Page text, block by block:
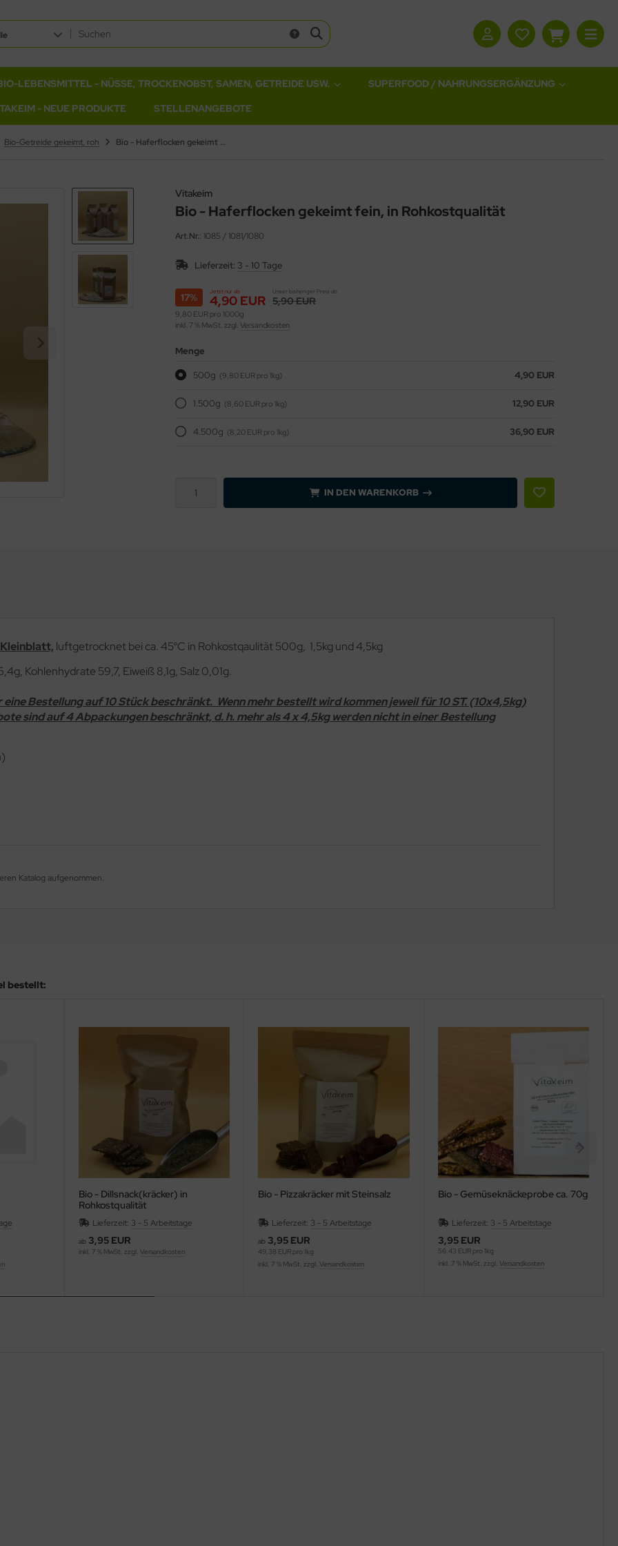
LEBENSMITTEL - NÜSSE, TROCKENOBST, SAMEN, GETREIDE USW.
SUPERFOOD / NAHRUNGSERGÄNZUNG
- NEUE PRODUKTE STELLENANGEBOTE
Bio-Getreide gekeimt, roh Bio - Haferflocken gekeimt fein, in Rohkostqualität
Vitakeim
Bio - Haferflocken gekeimt fein, in Rohkostqualität
Art.Nr.: 1085 / 1081/1080
Lieferzeit: 3 - 10 Tage
Jetzt nur ab
4,90 EUR
Unser bisheriger Preis ab
5,90 EUR
17%
9,80 EUR pro 1000g
inkl. 7 % MwSt. zzgl. Versandkosten
Menge
500g (9,80 EUR pro 1kg) 4,90 EUR
1.500g (8,60 EUR pro 1kg) 12,90 EUR
4.500g (8,20 EUR pro 1kg) 36,90 EUR
IN DEN WARENKORB
luftgetrocknet bei ca. 45°C in Rohkostqaulität 500g, 1,5kg und 4,5kg
Kohlenhydrate 59,7, Eiweiß 8,1g, Salz 0,01g.
Bestellung auf 10 Stück beschränkt. Wenn mehr bestellt wird kommen jeweil für 10 ST. (10x4,5kg)
sind auf 4 Abpackungen beschränkt, d. h. mehr als 4 x 4,5kg werden nicht in einer Bestellung
Katalog aufgenommen.
bestellt:
Bio - Dillsnack(kräcker) in
Rohkostqualität
Lieferzeit: 3 - 5 Arbeitstage
ab 3,95 EUR
inkl. 7 % MwSt. zzgl. Versandkosten
Bio - Pizzakräcker mit Steinsalz
Lieferzeit: 3 - 5 Arbeitstage
ab 3,95 EUR
49,38 EUR pro 1kg
inkl. 7 % MwSt. zzgl.Versandkosten
Bio - Gemüseknäckeprobe ca. 70g
Lieferzeit: 3 - 5 Arbeitstage
3,95 EUR
56,43 EUR pro 1kg
inkl. 7 % MwSt. zzgl. Versandkosten